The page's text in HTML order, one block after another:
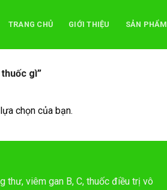
TRANG CHỦ GIỚI THIỆU SẢN PHẨM
gì”
chọn của bạn.
thư, viêm gan B, C, thuốc điều trị vô